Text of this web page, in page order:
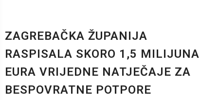
ZAGREBAČKA ŽUPANIJA
RASPISALA SKORO 1,5 MILIJUNA
EURA VRIJEDNE NATJEČAJE ZA
BESPOVRATNE POTPORE